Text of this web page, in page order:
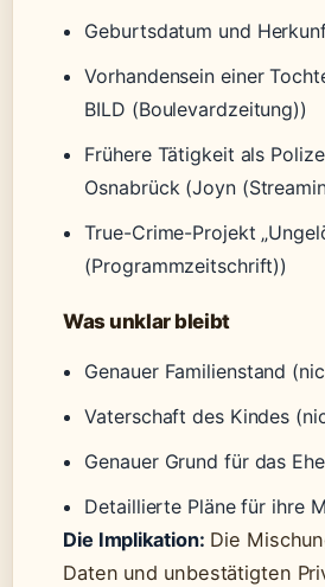
Geburtsdatum und
Vorhandensein einer
BILD (Boulevardzeitung))
Frühere Tätigkeit als
Osnabrück (Joyn
True-Crime-Projekt
(Programmzeitschrift))
Was unklar bleibt
Genauer Familienstand
Vaterschaft des Kindes
Genauer Grund für das
Detaillierte Pläne für ihre
Die Implikation: Die
Daten und unbestätigten